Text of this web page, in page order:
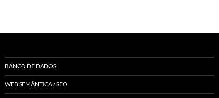
BANCO DE DADOS
WEB SEMÂNTICA / SEO